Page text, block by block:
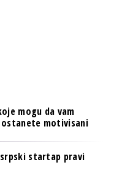
mogu da vam
motivisani
startap pravi